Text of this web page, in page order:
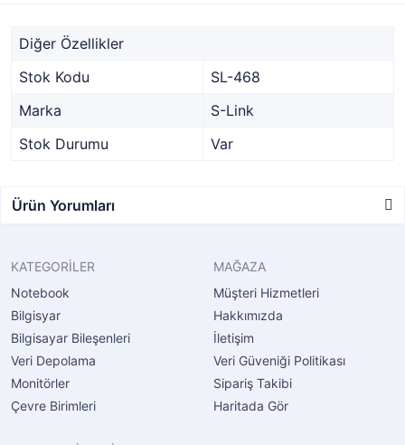
Diğer Özellikler
Stok Kodu
SL-468
Marka
S-Link
Stok Durumu
Var
Ürün Yorumları
KATEGORİLER
Notebook
Bilgisyar
Bilgisayar Bileşenleri
Veri Depolama
Monitörler
Çevre Birimleri
MAĞAZA
Müşteri Hizmetleri
Hakkımızda
İletişim
Veri Güveniği Politikası
Sipariş Takibi
Haritada Gör